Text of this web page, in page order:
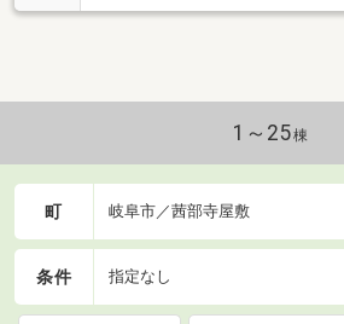
1～25棟
町 岐阜市／茜部寺屋敷
条件 指定なし